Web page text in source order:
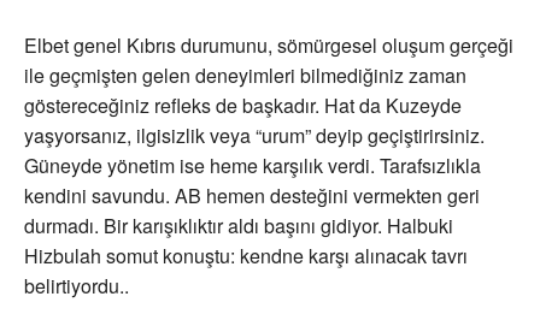
Elbet genel Kıbrıs durumunu, sömürgesel oluşum gerçeği
ile geçmişten gelen deneyimleri bilmediğiniz zaman
göstereceğiniz refleks de başkadır. Hat da Kuzeyde
yaşyorsanız, ilgisizlik veya “urum” deyip geçiştirirsiniz.
Güneyde yönetim ise heme karşılık verdi. Tarafsızlıkla
kendini savundu. AB hemen desteğini vermekten geri
durmadı. Bir karışıklıktır aldı başını gidiyor. Halbuki
Hizbulah somut konuştu: kendne karşı alınacak tavrı
belirtiyordu..